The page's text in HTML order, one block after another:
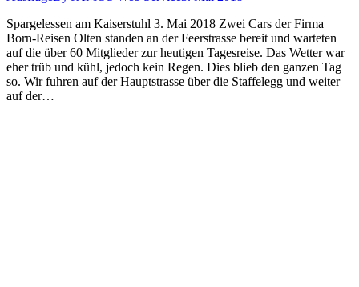
Sparge­lessen am Kaiser­stuhl 3. Mai 2018 Zwei Cars der Fir­ma
Born-Reisen Olten standen an der Feer­strasse bere­it und warteten
auf die über 60 Mit­glieder zur heuti­gen Tages­reise. Das Wet­ter war
eher trüb und kühl, jedoch kein Regen. Dies blieb den ganzen Tag
so. Wir fuhren auf der Haupt­strasse über die Staffe­legg und weit­er
auf der…